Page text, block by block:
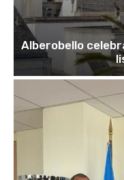
Alberobello